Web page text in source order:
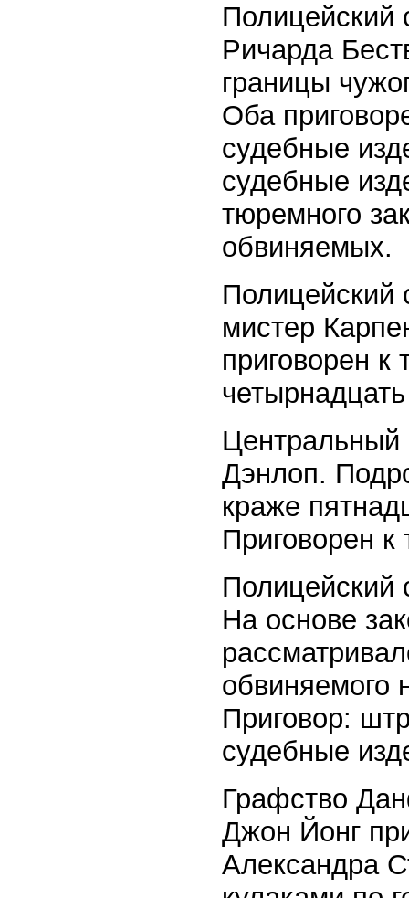
Полицейский
Ричарда
границы
Оба
судебные
судебные
тюремного
обвиняемых.
мистер
приговорен
Центральный
Дэнлоп.
краже
Приговорен
Полицейский
На основе
обвиняемого
Приговор:
судебные
Графство
Джон Йонг
Александра